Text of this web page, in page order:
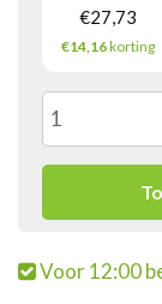
€27,73
€14,16korting
Snickers
Single
50gr)
Voor 12:00